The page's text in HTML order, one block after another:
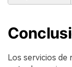
Los servicios de